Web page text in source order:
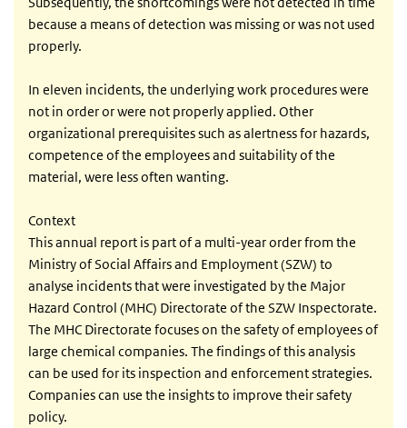
because a means of detection was missing or was not used
properly.
In eleven incidents, the underlying work procedures were
not in order or were not properly applied. Other
organizational prerequisites such as alertness for hazards,
competence of the employees and suitability of the
material, were less often wanting.
Context
This annual report is part of a multi-year order from the
Ministry of Social Affairs and Employment (SZW) to
analyse incidents that were investigated by the Major
Hazard Control (MHC) Directorate of the SZW Inspectorate.
The MHC Directorate focuses on the safety of employees of
large chemical companies. The findings of this analysis
can be used for its inspection and enforcement strategies.
Companies can use the insights to improve their safety
policy.